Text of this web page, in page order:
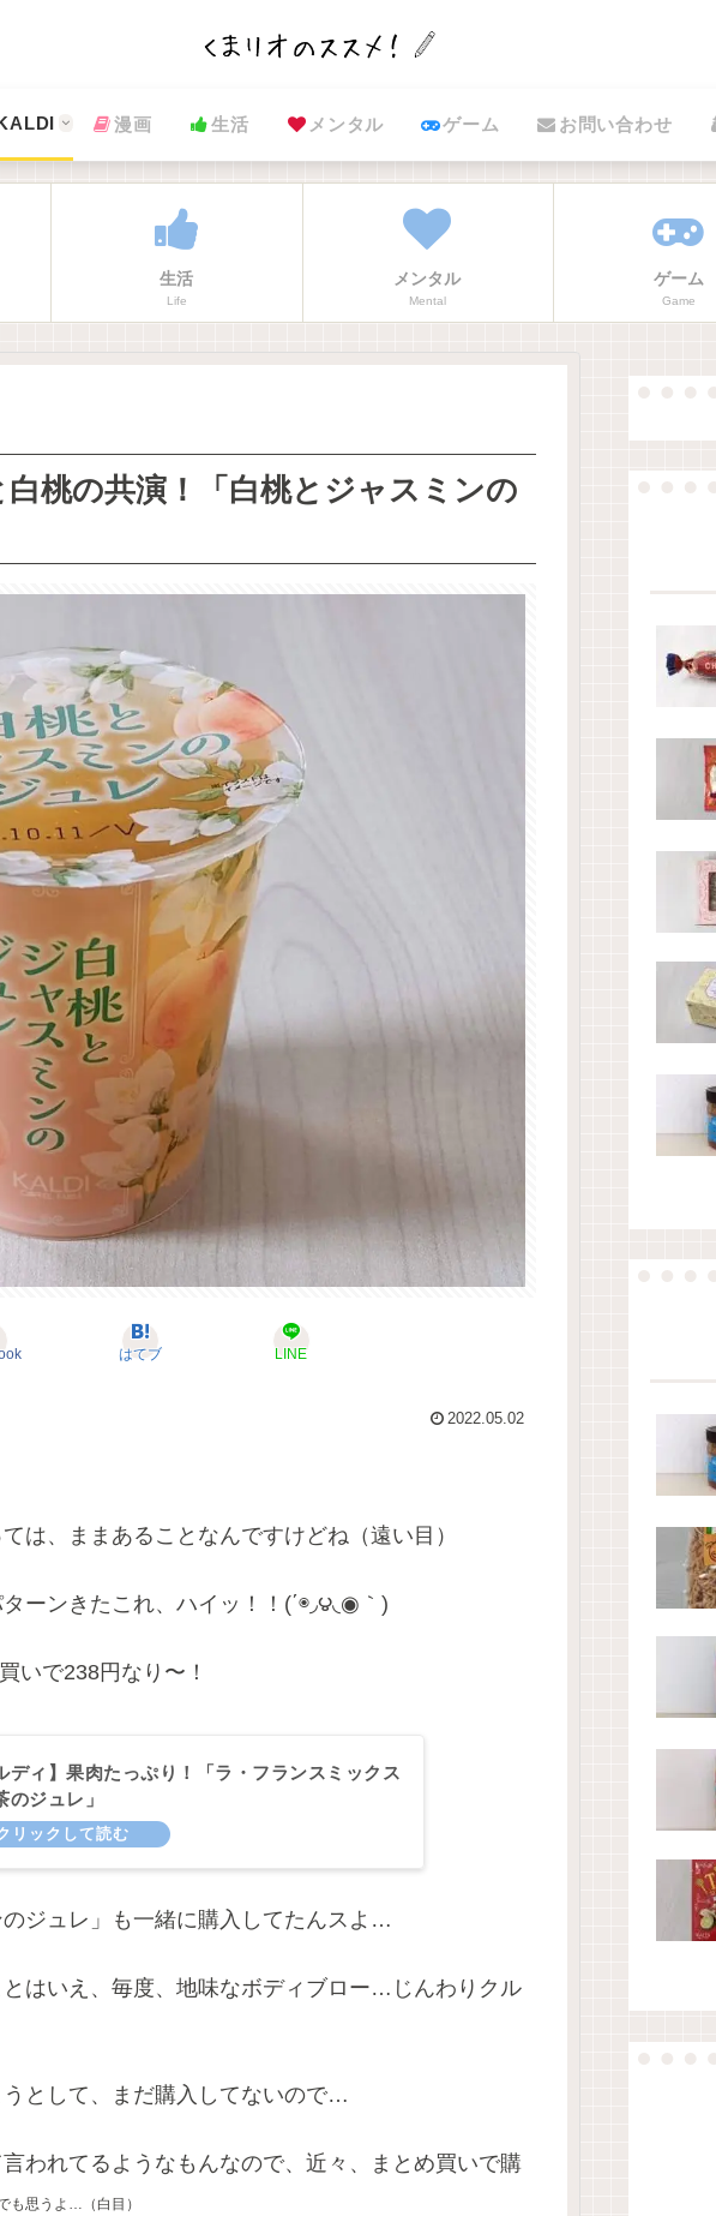
漫画 生活 メンタル ゲーム お問い合わせ
生活
Life
メンタル
Mental
ゲーム
Game
白桃の共演！「白桃とジャスミンの
はてブ LINE
2022.05.02
は、ままあることなんですけどね（遠い目）
ーンきたこれ、ハイッ！！(΄◉◞౪◟◉｀)
いで238円なり〜！
ディ】果肉たっぷり！「ラ・フランスミックス
のジュレ」
ジュレ」も一緒に購入してたんスよ…
はいえ、毎度、地味なボディブロー…じんわりクル
として、まだ購入してないので…
われてるようなもんなので、近々、まとめ買いで購
も思うよ…（白目）